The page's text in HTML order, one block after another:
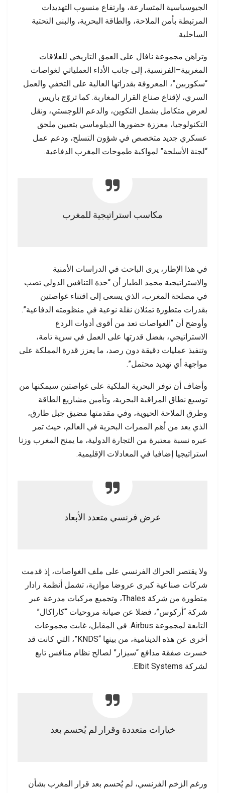
الجيوسياسية المتسارعة، وارتفاع منسوب التهديدات
المرتبطة بأمن الملاحة، والطاقة البحرية، والبنى التحتية
الساحلية.
وتراهن مجموعة نافال على العمق التاريخي للعلاقات
المغربية–الفرنسية، إلى جانب الأداء العملياتي لغواصات
“سكوربين”، المعروفة بقدراتها العالية على التخفي والعمل
السري، لإقناع صناع القرار المغاربة. كما تروّج باريس
لعرض متكامل يشمل التكوين، والدعم اللوجستي، ونقل
التكنولوجيا، معززة حضورها الدبلوماسي بتعيين ملحق
عسكري جديد متخصص في شؤون التسلح، ودعم عمل
“لجنة الأسلحة” لمواكبة طموحات المغرب الدفاعية.
مكاسب استراتيجية للمغرب
في هذا الإطار، يرى الباحث في الدراسات الأمنية
والاستراتيجية محمد الطيار أن “حدة التنافس الدولي تصب
في مصلحة المغرب، الذي يسعى إلى اقتناء غواصتين
بقدرات متطورة تمثلان نقلة نوعية في منظومته الدفاعية”.
وأوضح أن “الغواصات تعد من أقوى أدوات الردع
الاستراتيجي، بفضل قدرتها على العمل في سرية تامة،
وتنفيذ عمليات دقيقة دون رصد، ما يعزز قدرة المملكة على
مواجهة أي تهديد محتمل”.
وأضاف أن توفر البحرية الملكية على غواصتين سيمكنها من
توسيع نطاق المراقبة البحرية، وتأمين مشاريع الطاقة
وطرق الملاحة الحيوية، وفي مقدمتها مضيق جبل طارق،
الذي يعد من أهم الممرات البحرية في العالم، حيث تمر
عبره نسبة معتبرة من التجارة الدولية، ما يمنح المغرب وزنا
استراتيجيا إضافيا في المعادلات الإقليمية.
عرض فرنسي متعدد الأبعاد
ولا يقتصر الحراك الفرنسي على ملف الغواصات، إذ قدمت
شركات صناعية كبرى عروضا موازية، تشمل أنظمة رادار
متطورة من شركة Thales، وتجميع مركبات مدرعة عبر
شركة “أركوس”، فضلا عن صيانة مروحيات “كاراكال”
التابعة لمجموعة Airbus. في المقابل، غابت مجموعات
أخرى عن هذه الدينامية، من بينها “KNDS”، التي كانت قد
خسرت صفقة مدافع “سيزار” لصالح نظام منافس تابع
لشركة Elbit Systems.
خيارات متعددة وقرار لم يُحسم بعد
ورغم الزخم الفرنسي، لم يُحسم بعد قرار المغرب بشأن